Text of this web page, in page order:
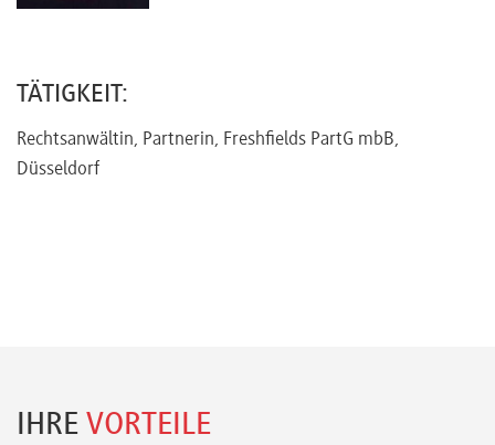
TÄTIGKEIT:
Rechtsanwältin, Partnerin, Freshfields PartG mbB,
Düsseldorf
IHRE VORTEILE